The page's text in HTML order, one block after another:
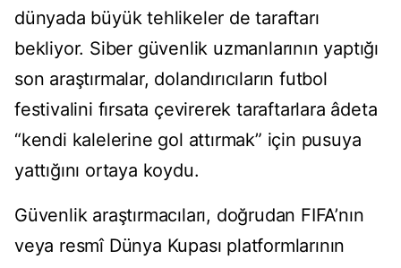
dünyada büyük tehlikeler de taraftarı
bekliyor. Siber güvenlik uzmanlarının yaptığı
son araştırmalar, dolandırıcıların futbol
festivalini fırsata çevirerek taraftarlara âdeta
“kendi kalelerine gol attırmak” için pusuya
yattığını ortaya koydu.
Güvenlik araştırmacıları, doğrudan FIFA’nın
veya resmî Dünya Kupası platformlarının